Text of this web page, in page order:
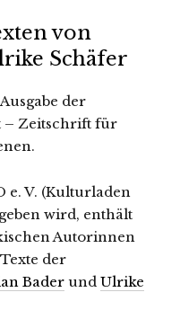
von
Schäfer
der
– Zeitschrift für
e. V. (Kulturladen
wird, enthält
Autorinnen
der
Bader und Ulrike